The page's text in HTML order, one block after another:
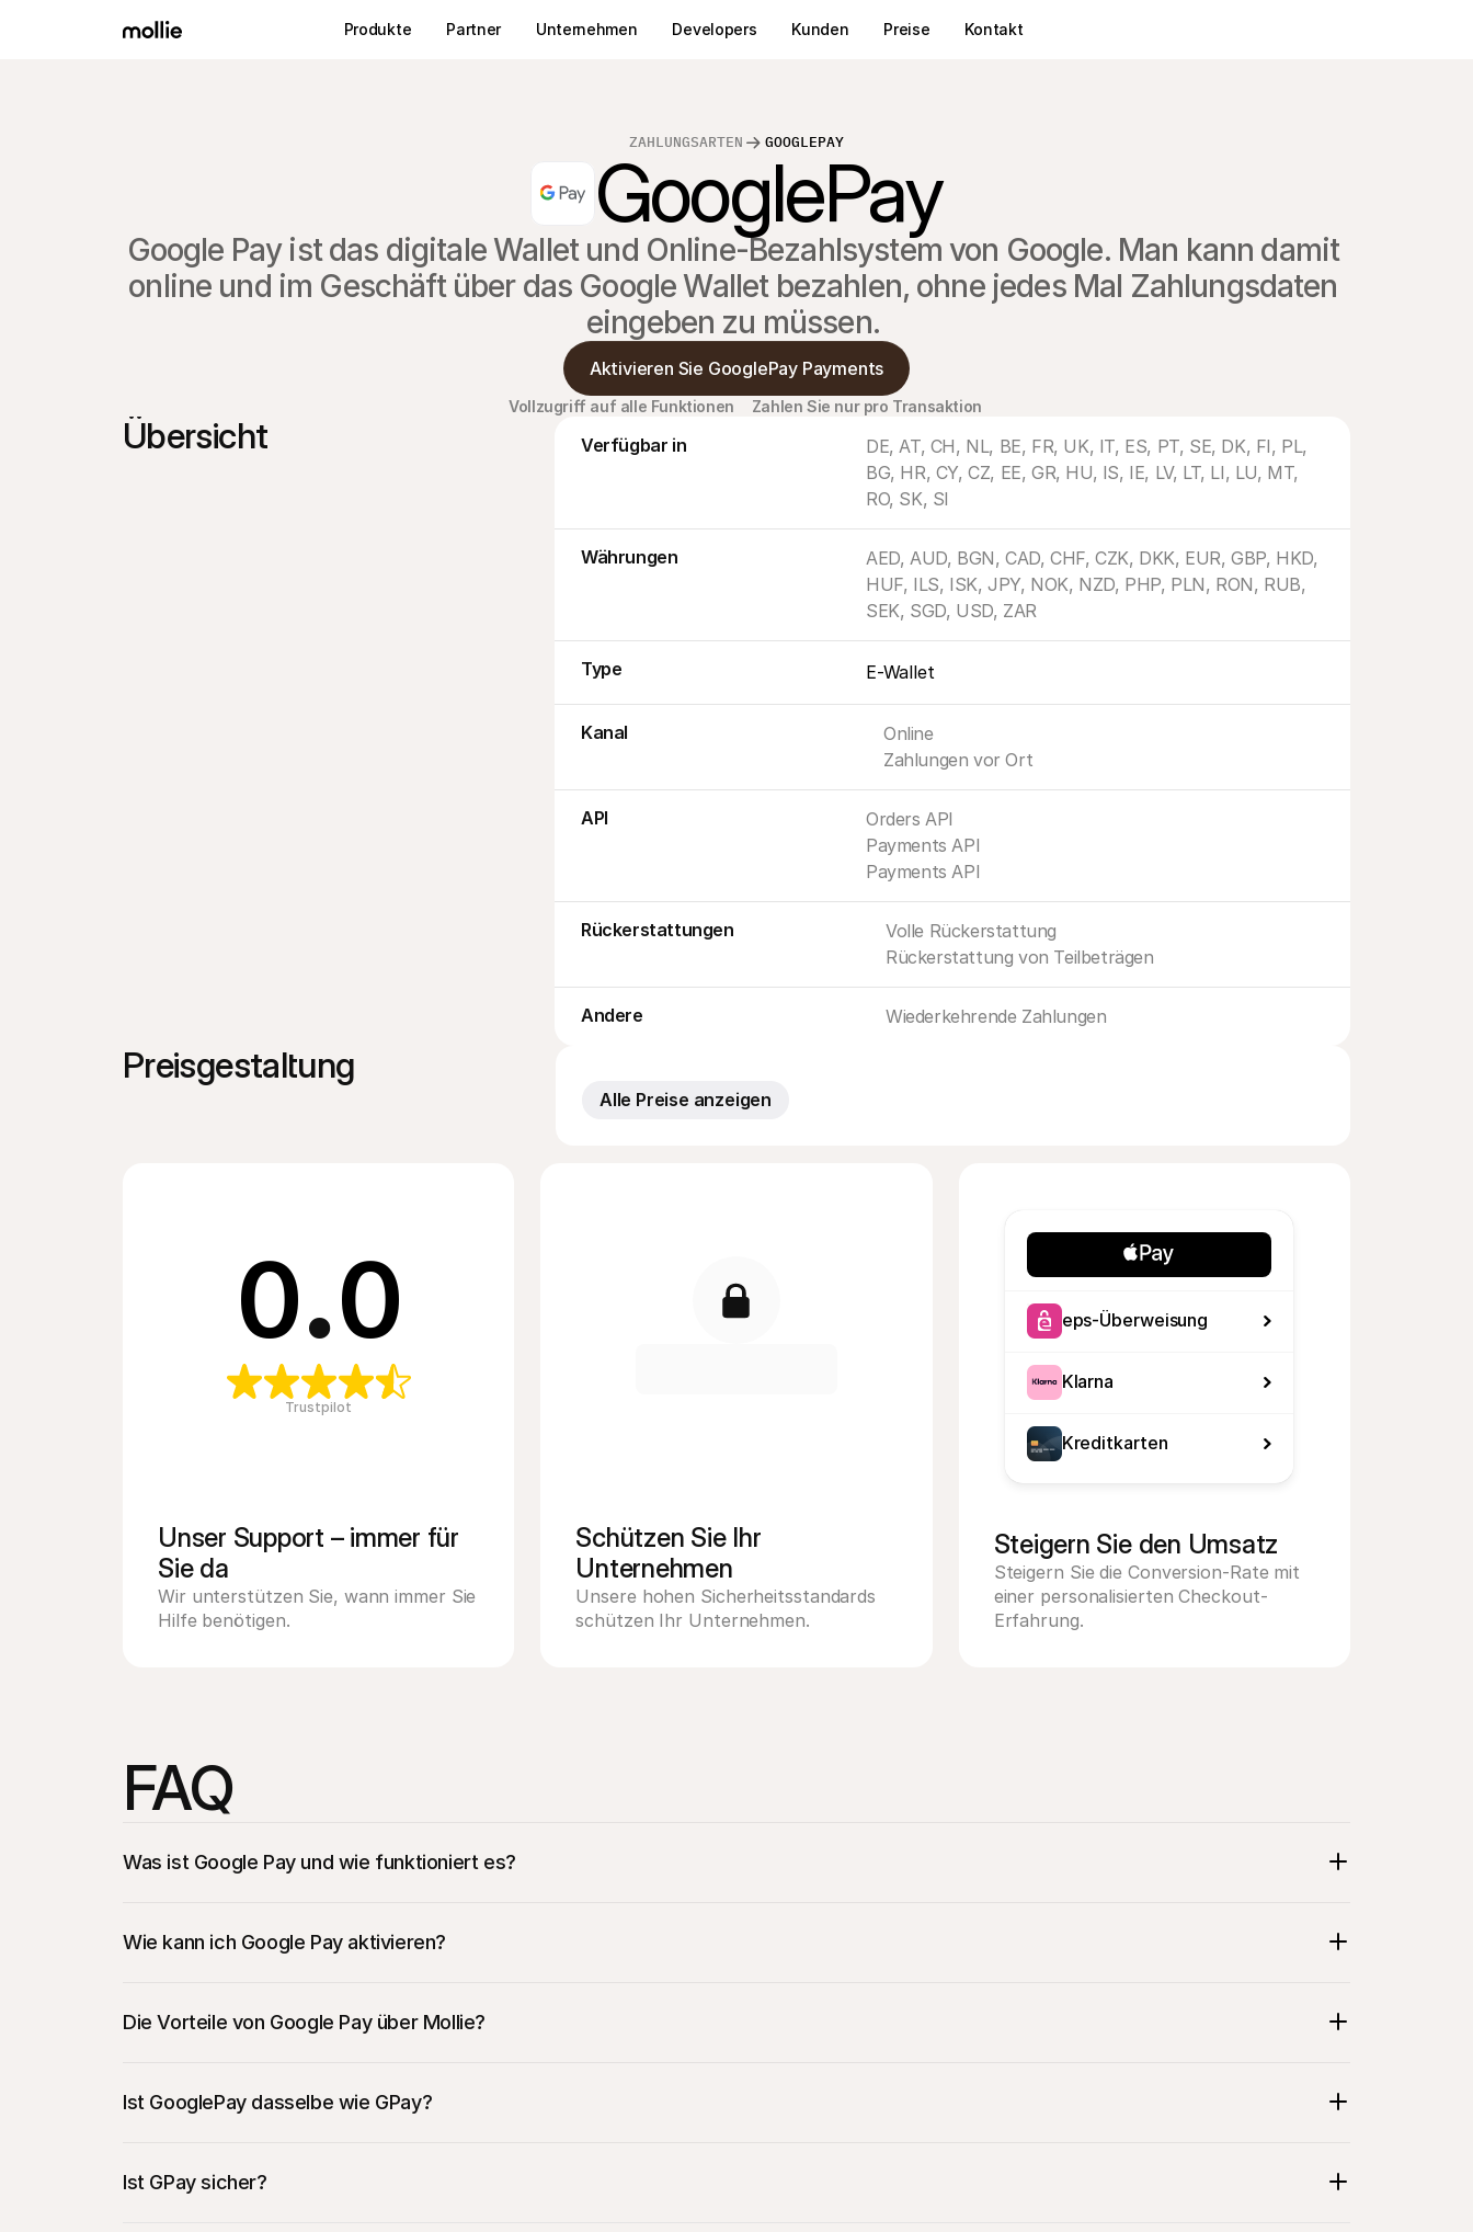
ZAHLUNGSARTEN GOOGLEPAY
GooglePay
Google Pay ist das digitale Wallet und Online-Bezahlsystem von Google. Man kann damit
online und im Geschäft über das Google Wallet bezahlen, ohne jedes Mal Zahlungsdaten
eingeben zu müssen.
Aktivieren Sie GooglePay Payments
Vollzugriff auf alle Funktionen Zahlen Sie nur pro Transaktion
Übersicht Verfügbar in
DE, AT, CH, NL, BE, FR, UK, IT, ES, PT, SE, DK, FI, PL,
BG, HR, CY, CZ, EE, GR, HU, IS, IE, LV, LT, LI, LU, MT,
RO, SK, SI
Währungen
AED, AUD, BGN, CAD, CHF, CZK, DKK, EUR, GBP, HKD,
HUF, ILS, ISK, JPY, NOK, NZD, PHP, PLN, RON, RUB,
SEK, SGD, USD, ZAR
Type E-Wallet
Kanal
Online
Zahlungen vor Ort
API
Orders API
Payments API
Payments API
Rückerstattungen
Volle Rückerstattung
Rückerstattung von Teilbeträgen
Andere Wiederkehrende Zahlungen
Preisgestaltung
Alle Preise anzeigen
0.0
Trustpilot
Unser Support – immer für
Sie da
Wir unterstützen Sie, wann immer Sie
Hilfe benötigen.
Schützen Sie Ihr
Unternehmen
Unsere hohen Sicherheitsstandards
schützen Ihr Unternehmen.
eps-Überweisung
Klarna
Kreditkarten
Steigern Sie den Umsatz
Steigern Sie die Conversion-Rate mit
einer personalisierten Checkout-
Erfahrung.
FAQ
Was ist Google Pay und wie funktioniert es?
Wie kann ich Google Pay aktivieren?
Die Vorteile von Google Pay über Mollie?
Ist GooglePay dasselbe wie GPay?
Ist GPay sicher?
Produkte Partner Unternehmen Developers Kunden Preise Kontakt